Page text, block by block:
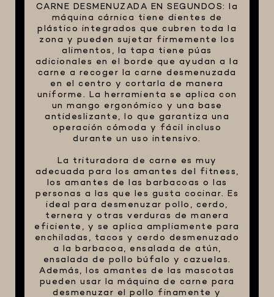
NAPOLETANA
MASA MADRE
HARINAS ITALIANAS
HARINAS ARGENTINAS
CAFETERAS Y AFINES
MERCHANDISING
CARNE DESMENUZADA EN SEGUNDOS: la
máquina cárnica tiene dientes de
plástico integrados que cubren toda la
zona y pueden sujetar firmemente los
alimentos, la tapa tiene púas
adicionales en el borde que ayudan a la
carne a recoger la carne desmenuzada
en el centro y cortarla de manera
uniforme. La herramienta se aplica con
un mango ergonómico y una base
antideslizante, lo que garantiza una
operación cómoda y fácil incluso
durante un uso intensivo.
La trituradora de carne es muy
adecuada para los amantes del fitness,
los amantes de las barbacoas o las
personas a las que les gusta cocinar. Es
ideal para desmenuzar pollo, cerdo,
ternera y otras verduras de manera
eficiente, y se aplica ampliamente para
enchiladas, tacos y cerdo desmenuzado
a la barbacoa, ensalada de atún,
ensalada de pollo búfalo y cazuelas.
Además, los amantes de las mascotas
pueden usar la máquina de carne para
desmenuzar el pollo finamente y